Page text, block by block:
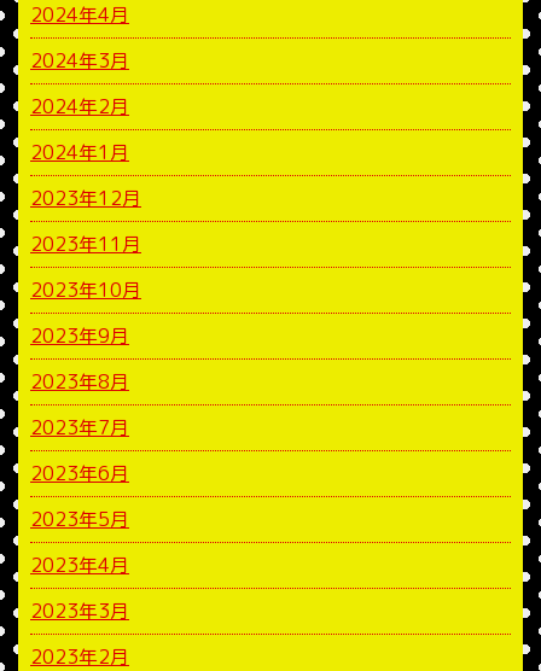
2024年4月
2024年3月
2024年2月
2024年1月
2023年12月
2023年11月
2023年10月
2023年9月
2023年8月
2023年7月
2023年6月
2023年5月
2023年4月
2023年3月
2023年2月